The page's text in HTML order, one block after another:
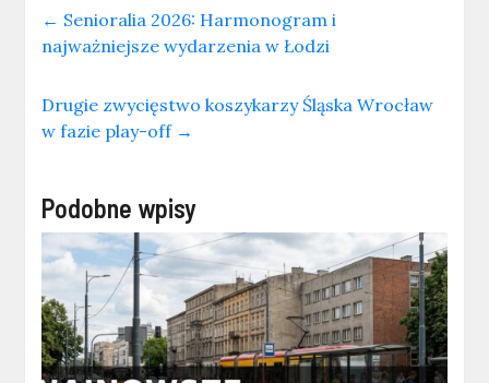
← Senioralia 2026: Harmonogram i
najważniejsze wydarzenia w Łodzi
Drugie zwycięstwo koszykarzy Śląska Wrocław
w fazie play-off →
Podobne wpisy